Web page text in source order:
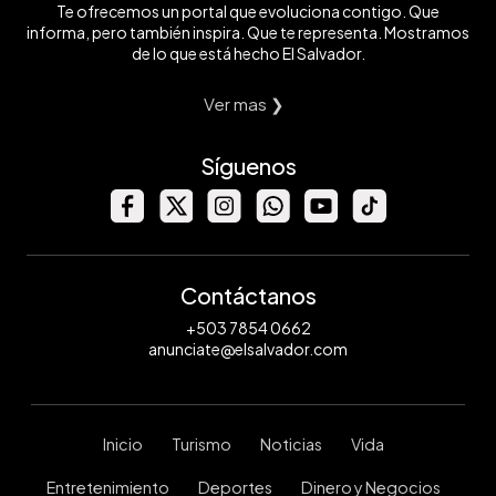
Te ofrecemos un portal que evoluciona contigo. Que
informa, pero también inspira. Que te representa. Mostramos
de lo que está hecho El Salvador.
Ver mas ❯
Síguenos
Contáctanos
+503 7854 0662
anunciate@elsalvador.com
Inicio Turismo Noticias Vida
Entretenimiento Deportes Dinero y Negocios